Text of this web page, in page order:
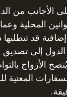
الأجانب من
المحلية
قد تتطلبها
إلى
الأزواج